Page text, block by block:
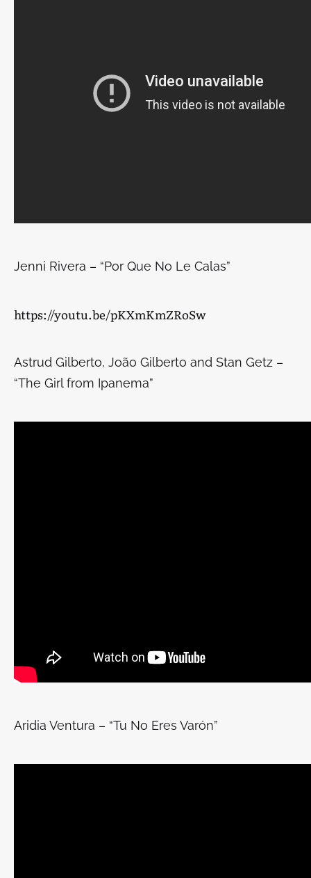
Jenni Rivera – “Por Que No Le Calas”
https://youtu.be/pKXmKmZRoSw
Astrud Gilberto, João Gilberto and Stan Getz –
“The Girl from Ipanema”
Aridia Ventura – “Tu No Eres Varón”